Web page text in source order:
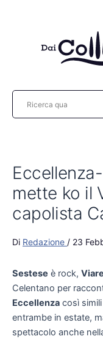
mette ko il
capolista
Di Redazione / 23
Sestese è rock,
Celentano per
Eccellenza così
entrambe in estate,
spettacolo anche